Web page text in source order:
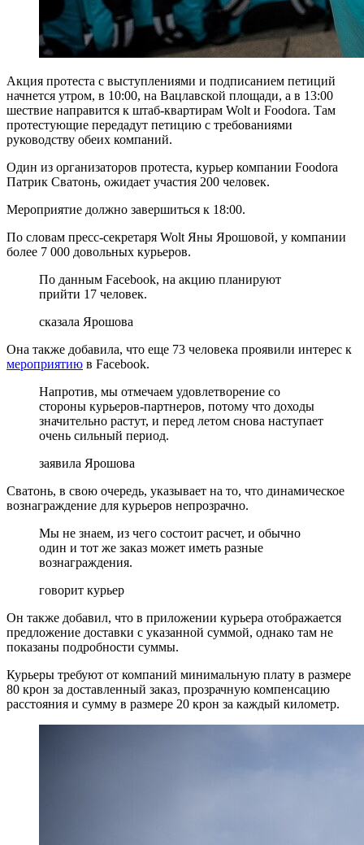
Акция протеста с выступлениями и подписанием петиций
начнется утром, в 10:00, на Вацлавской площади, а в 13:00
шествие направится к штаб-квартирам Wolt и Foodora. Там
протестующие передадут петицию с требованиями
руководству обеих компаний.
Один из организаторов протеста, курьер компании Foodora
Патрик Сватонь, ожидает участия 200 человек.
Мероприятие должно завершиться к 18:00.
По словам пресс-секретаря Wolt Яны Ярошовой, у компании
более 7 000 довольных курьеров.
По данным Facebook, на акцию планируют
прийти 17 человек.
сказала Ярошова
Она также добавила, что еще 73 человека проявили интерес к
мероприятию в Facebook.
Напротив, мы отмечаем удовлетворение со
стороны курьеров-партнеров, потому что доходы
значительно растут, и перед летом снова наступает
очень сильный период.
заявила Ярошова
Сватонь, в свою очередь, указывает на то, что динамическое
вознаграждение для курьеров непрозрачно.
Мы не знаем, из чего состоит расчет, и обычно
один и тот же заказ может иметь разные
вознаграждения.
говорит курьер
Он также добавил, что в приложении курьера отображается
предложение доставки с указанной суммой, однако там не
показаны подробности суммы.
Курьеры требуют от компаний минимальную плату в размере
80 крон за доставленный заказ, прозрачную компенсацию
расстояния и сумму в размере 20 крон за каждый километр.